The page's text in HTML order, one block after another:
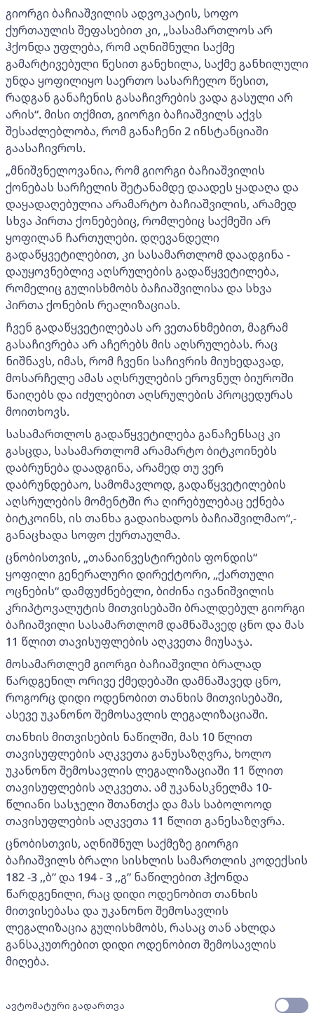
გიორგი ბაჩიაშვილის ადვოკატის, სოფო
ქურთაულის შეფასებით კი, „სასამართლოს არ
ჰქონდა უფლება, რომ აღნიშნული საქმე
გამარტივებული წესით განეხილა, საქმე განხილული
უნდა ყოფილიყო საერთო სასარჩელო წესით,
რადგან განაჩენის გასაჩივრების ვადა გასული არ
არის“. მისი თქმით, გიორგი ბაჩიაშვილს აქვს
შესაძლებლობა, რომ განაჩენი 2 ინსტანციაში
გაასაჩივროს.
„მნიშვნელოვანია, რომ გიორგი ბაჩიაშვილის
ქონებას სარჩელის შეტანამდე დაადეს ყადაღა და
დაყადაღებულია არამარტო ბაჩიაშვილის, არამედ
სხვა პირთა ქონებებიც, რომლებიც საქმეში არ
ყოფილან ჩართულები. დღევანდელი
გადაწყვეტილებით, კი სასამართლომ დაადგინა -
დაუყოვნებლივ აღსრულების გადაწყვეტილება,
რომელიც გულისხმობს ბაჩიაშვილისა და სხვა
პირთა ქონების რეალიზაციას.
ჩვენ გადაწყვეტილებას არ ვეთანხმებით, მაგრამ
გასაჩივრება არ აჩერებს მის აღსრულებას. რაც
ნიშნავს, იმას, რომ ჩვენი საჩივრის მიუხედავად,
მოსარჩელე ამას აღსრულების ეროვნულ ბიუროში
წაიღებს და იძულებით აღსრულების პროცედურას
მოითხოვს.
სასამართლოს გადაწყვეტილება განაჩენსაც კი
გასცდა, სასამართლომ არამარტო ბიტკოინებს
დაბრუნება დაადგინა, არამედ თუ ვერ
დაბრუნდებაო, სამომავლოდ, გადაწყვეტილების
აღსრულების მომენტში რა ღირებულებაც ექნება
ბიტკოინს, ის თანხა გადაიხადოს ბაჩიაშვილმაო“,-
განაცხადა სოფო ქურთაულმა.
ცნობისთვის, „თანაინვესტირების ფონდის“
ყოფილი გენერალური დირექტორი, „ქართული
ოცნების“ დამფუძნებელი, ბიძინა ივანიშვილის
კრიპტოვალუტის მითვისებაში ბრალდებულ გიორგი
ბაჩიაშვილი სასამართლომ დამნაშავედ ცნო და მას
11 წლით თავისუფლების აღკვეთა მიუსაჯა.
მოსამართლემ გიორგი ბაჩიაშვილი ბრალად
წარდგენილ ორივე ქმედებაში დამნაშავედ ცნო,
როგორც დიდი ოდენობით თანხის მითვისებაში,
ასევე უკანონო შემოსავლის ლეგალიზაციაში.
თანხის მითვისების ნაწილში, მას 10 წლით
თავისუფლების აღკვეთა განუსაზღვრა, ხოლო
უკანონო შემოსავლის ლეგალიზაციაში 11 წლით
თავისუფლების აღკვეთა. ამ უკანასკნელმა 10-
წლიანი სასჯელი შთანთქა და მას საბოლოოდ
თავისუფლების აღკვეთა 11 წლით განესაზღვრა.
ცნობისთვის, აღნიშნულ საქმეზე გიორგი
ბაჩიაშვილს ბრალი სისხლის სამართლის კოდექსის
182 -3 ,,ბ” და 194 - 3 ,,გ” ნაწილებით ჰქონდა
წარდგენილი, რაც დიდი ოდენობით თანხის
მითვისებასა და უკანონო შემოსავლის
ლეგალიზაცია გულისხმობს, რასაც თან ახლდა
განსაკუთრებით დიდი ოდენობით შემოსავლის
მიღება.
ავტომატური გადართვა